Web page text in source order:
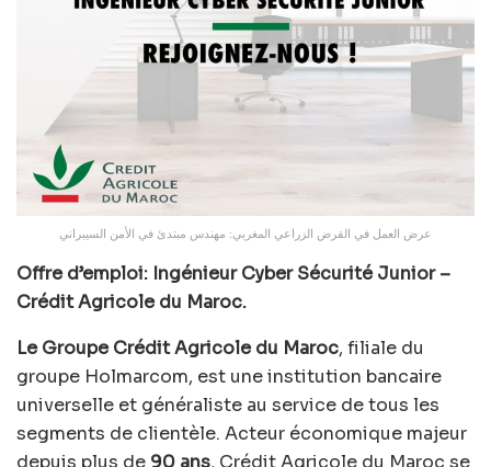
عرض العمل في القرض الزراعي المغربي: مهندس مبتدئ في الأمن السيبراني
Offre d’emploi: Ingénieur Cyber Sécurité Junior –
Crédit Agricole du Maroc.
Le Groupe Crédit Agricole du Maroc, filiale du
groupe Holmarcom, est une institution bancaire
universelle et généraliste au service de tous les
segments de clientèle. Acteur économique majeur
depuis plus de 90 ans, Crédit Agricole du Maroc se